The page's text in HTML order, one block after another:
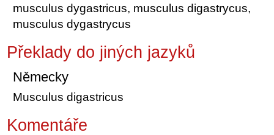
musculus dygastricus, musculus digastrycus,
musculus dygastrycus
Překlady do jiných jazyků
Německy
Musculus digastricus
Komentáře